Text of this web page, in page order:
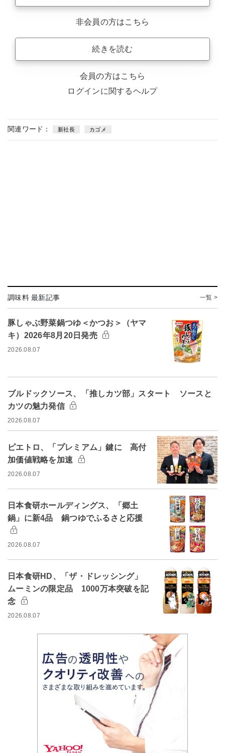
非会員の方はこちら
続きを読む
会員の方はこちら
ログインに関するヘルプ
関連ワード： 新社長 カゴメ
調味料 最新記事 一覧 >
豚しゃぶ野菜鍋つゆ＜かつお＞（ヤマ
キ）2026年8月20日発売
2026.08.07
ブルドックソース、「推しカツ部」スタート ソースと
カツの魅力発信
2026.08.07
ピエトロ、「プレミアム」鍵に 高付
加価値戦略を加速
2026.08.07
日本食研ホールディングス、「郷土
鍋」に新4品 鍋つゆでふるさと応援
2026.08.07
日本食研HD、「ザ・ドレッシング」
ムーミンの限定品 1000万本突破を記
念
2026.08.07